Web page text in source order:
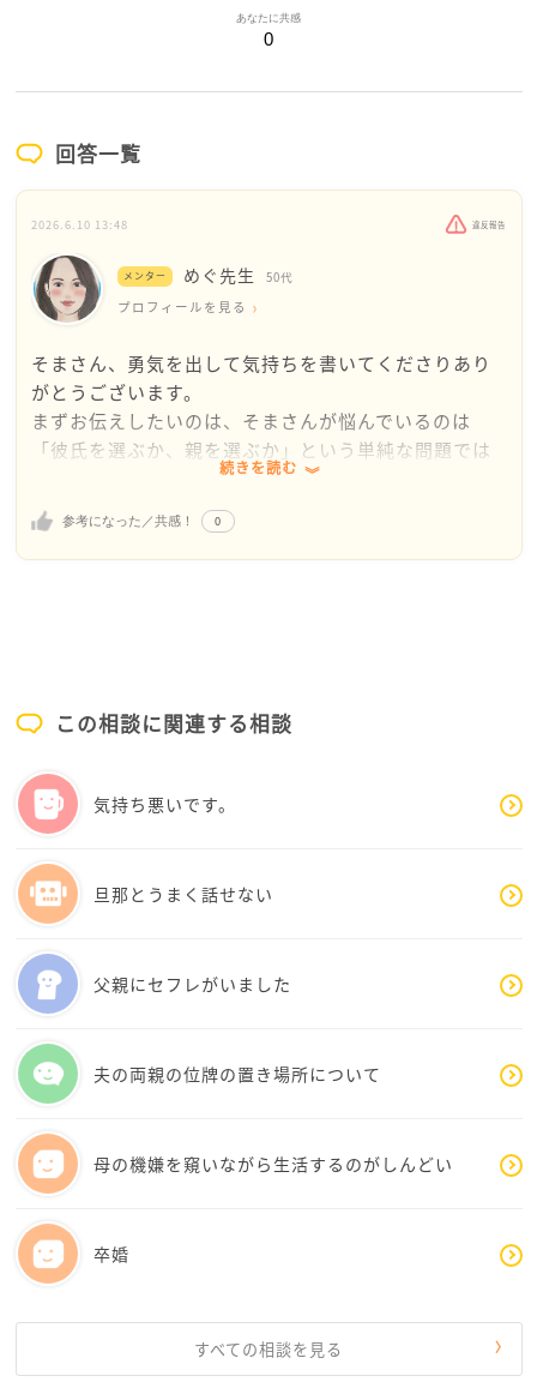
あなたに共感
0
回答一覧
2026.6.10 13:48 違反報告
メンター めぐ先生 50代
プロフィールを見る
そまさん、勇気を出して気持ちを書いてくださりあり
がとうございます。
まずお伝えしたいのは、そまさんが悩んでいるのは
「彼氏を選ぶか、親を選ぶか」という単純な問題では
なく、大切な人たちとの価値観の違いの中で、一生懸
命自分の人生を考えているからこその苦しさだという
ことです。
す。どちらかが完全に間違っているわけではないよう
に思います。
ただ、私が少し気になったのは、交際2か月という期間
です。今は結婚や同棲、旅行、身体の関係など大きな
に信頼できる人なのか」「困難な時に支え合える人な
のか」を見極める時期でもあります。
ですので、今すぐ結論を出そうとしなくても大丈夫で
す。
もし私なら、
・まず彼との交際をもう少し続けながら人柄を知る
・ご両親にも感情的に反発せず少しずつ理解を求める
・結婚や同棲の話は急がない
・病気や将来設計について彼と具体的に話し合う
この4つを大切にすると思います。
いなら無理」ではなく、そまさんの事情やご家族との
関係も含めて待つことができると思います。
続きを読む
参考になった／共感！ 0
この相談に関連する相談
気持ち悪いです。
旦那とうまく話せない
父親にセフレがいました
夫の両親の位牌の置き場所について
母の機嫌を窺いながら生活するのがしんどい
卒婚
すべての相談を見る